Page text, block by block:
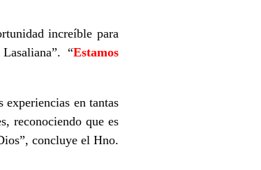
increíble para
“Estamos
en tantas
reconociendo que es
concluye el Hno.